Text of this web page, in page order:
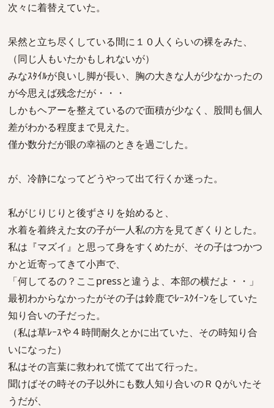
次々に着替えていた。
呆然と立ち尽くしている間に１０人くらいの裸をみた、
（同じ人もいたかもしれないが）
みなｽﾀｲﾙが良いし脚が長い、胸の大きな人が少なかったの
が今思えば残念だが・・・
しかもヘアーを整えているので面積が少なく、股間も個人
差がわかる程度まで見えた。
僅か数分だが眼の幸福のときを過ごした。
が、冷静になってどうやって出て行くか迷った。
私がじりじりと後ずさりを始めると、
水着を着終えた女の子が一人私の方を見てぎくりとした。
私は『マズイ』と思って身をすくめたが、その子はつかつ
かと近寄ってきて小声で、
「何してるの？ここpressと違うよ、本部の横だよ・・」
最初わからなかったがその子は鈴鹿でﾚｰｽｸｲｰﾝをしていた
知り合いの子だった。
（私は草ﾚｰｽや４時間耐久とかに出ていた、その時知り合
いになった）
私はその言葉に救われて慌てて出て行った。
聞けばその時その子以外にも数人知り合いのＲＱがいたそ
うだが、